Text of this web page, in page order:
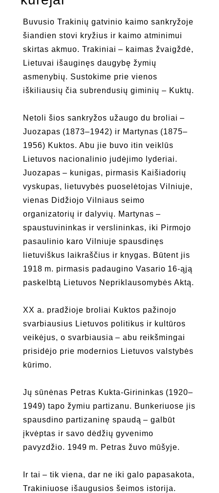
Buvusio Trakinių gatvinio kaimo sankryžoje
šiandien stovi kryžius ir kaimo atminimui
skirtas akmuo. Trakiniai – kaimas žvaigždė,
Lietuvai išauginęs daugybę žymių
asmenybių. Sustokime prie vienos
iškiliausių čia subrendusių giminių – Kuktų.
Netoli šios sankryžos užaugo du broliai –
Juozapas (1873–1942) ir Martynas (1875–
1956) Kuktos. Abu jie buvo itin veiklūs
Lietuvos nacionalinio judėjimo lyderiai.
Juozapas – kunigas, pirmasis Kaišiadorių
vyskupas, lietuvybės puoselėtojas Vilniuje,
vienas Didžiojo Vilniaus seimo
organizatorių ir dalyvių. Martynas –
spaustuvininkas ir verslininkas, iki Pirmojo
pasaulinio karo Vilniuje spausdinęs
lietuviškus laikraščius ir knygas. Būtent jis
1918 m. pirmasis padaugino Vasario 16-ąją
paskelbtą Lietuvos Nepriklausomybės Aktą.
XX a. pradžioje broliai Kuktos pažinojo
svarbiausius Lietuvos politikus ir kultūros
veikėjus, o svarbiausia – abu reikšmingai
prisidėjo prie modernios Lietuvos valstybės
kūrimo.
Jų sūnėnas Petras Kukta-Girininkas (1920–
1949) tapo žymiu partizanu. Bunkeriuose jis
spausdino partizaninę spaudą – galbūt
įkvėptas ir savo dėdžių gyvenimo
pavyzdžio. 1949 m. Petras žuvo mūšyje.
Ir tai – tik viena, dar ne iki galo papasakota,
Trakiniuose išaugusios šeimos istorija.